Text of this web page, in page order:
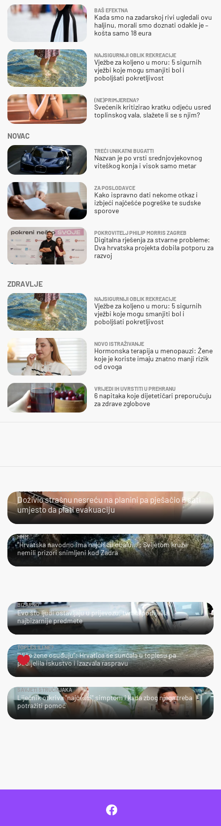
ZDRAVLJE
NAJSIGURNIJI OBLIK REKREACIJE
Vježbe za koljeno u moru: 5 sigurnih
vježbi koje mogu smanjiti bol i
poboljšati pokretljivost
NOVO ISTRAŽIVANJE
Hormonska terapija u menopauzi: Žene
koje je koriste imaju znatno manji rizik
od ovoga
VRIJEDI IH UVRSTITI U PREHRANU
6 napitaka koje dijetetičari preporučuju
za zdrave zglobove
NOVAC
TREĆI UNIKATNI BUGATTI
Nazvan je po vrsti srednjovjekovnog
viteškog konja i visok samo metar
ZA POSLODAVCE
Kako ispravno dati nekome otkaz i
izbjeći najčešće pogreške te sudske
sporove
POKROVITELJ PHILIP MORRIS ZAGREB
Digitalna rješenja za stvarne probleme:
Dva hrvatska projekta dobila potporu za
razvoj
BAŠ EFEKTNA
Kada smo na zadarskoj rivi ugledali ovu
haljinu, morali smo doznati odakle je –
košta samo 18 eura
NAJSIGURNIJI OBLIK REKREACIJE
Vježbe za koljeno u moru: 5 sigurnih
vježbi koje mogu smanjiti bol i
poboljšati pokretljivost
(NE)PRIMJERENA?
Svećenik kritizirao kratku odjeću usred
toplinskog vala, slažete li se s njim?
Doživio strašnu nesreću na planini pa pješačio 6 sati
umjesto da plati evakuaciju
HMM…
"Hrvatska navodno ima najčišću obalu…": Svijetom kruže
nemili prizori snimljeni kod Zadra
BIZARNO
Evo što ljudi ostavljaju u prijevozu, tvrtka podijelila
najbizarnije predmete
TOPLES ILI NE?
"Više žene osuđuju": Hrvatica se sunčala u toplesu pa
podijelila iskustvo i izazvala raspravu
SAVJETI STRUČNJAKA
Liječnik otkriva "najčešći" simptom i kada zbog njega treba
potražiti pomoć